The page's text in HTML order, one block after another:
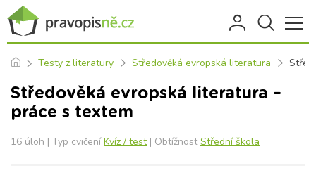
Testy z literatury Středověká evropská literatura
Středověká evropská literatura –
práce s textem
16 úloh | Typ cvičeníKvíz / test| ObtížnostStřední škola